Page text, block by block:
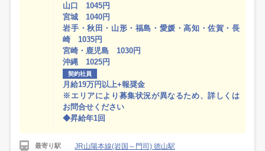
山口 1045円
宮城 1040円
岩手・秋田・山形・福島・愛媛・高知・佐賀・長
崎 1035円
宮崎・鹿児島 1030円
沖縄 1025円
契約社員
月給19万円以上+報奨金
※エリアにより募集状況が異なるため、詳しくは
お問合せください
◆昇給年1回
最寄り駅 JR山陽本線(岩国～門司) 徳山駅